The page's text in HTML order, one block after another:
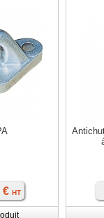
€ HT